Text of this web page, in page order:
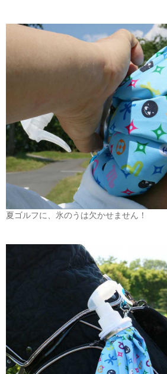
夏ゴルフに、氷のうは欠かせません！